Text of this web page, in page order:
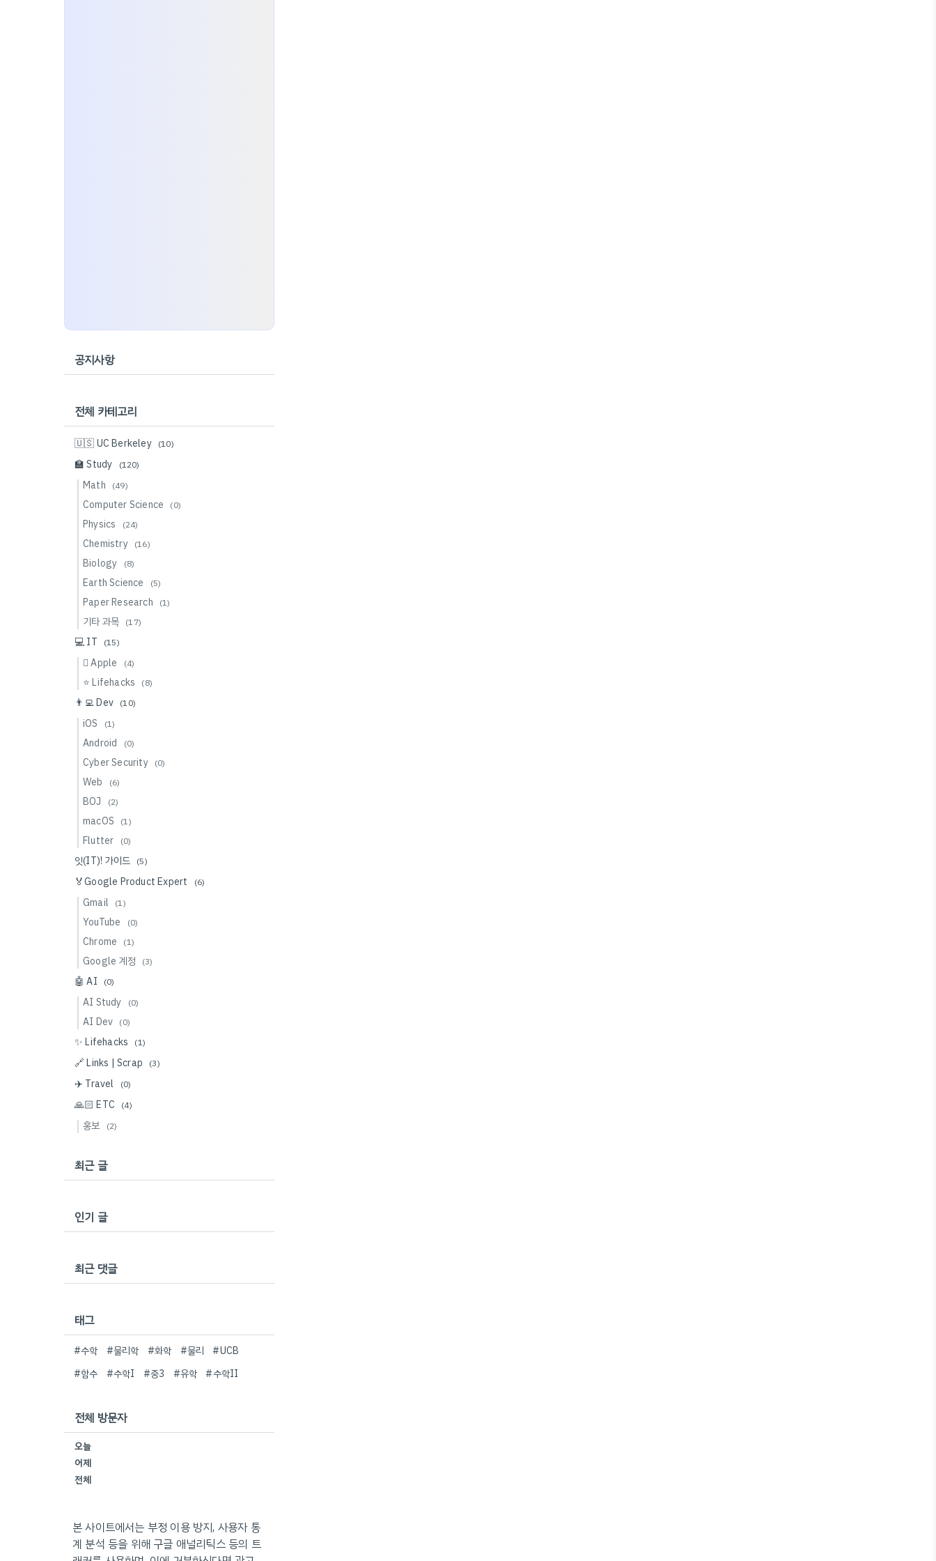
공지사항
전체 카테고리
🇺🇸 UC Berkeley (10)
🏫 Study (120)
Math (49)
Computer Science (0)
Physics (24)
Chemistry (16)
Biology (8)
Earth Science (5)
Paper Research (1)
기타 과목 (17)
💻 IT (15)
 Apple (4)
⭐️ Lifehacks (8)
👨‍💻 Dev (10)
iOS (1)
Android (0)
Cyber Security (0)
Web (6)
BOJ (2)
macOS (1)
Flutter (0)
잇(IT)! 가이드 (5)
🏅Google Product Expert (6)
Gmail (1)
YouTube (0)
Chrome (1)
Google 계정 (3)
🤖 AI (0)
AI Study (0)
AI Dev (0)
✨ Lifehacks (1)
🔗 Links | Scrap (3)
✈️ Travel (0)
🙏🏻 ETC (4)
홍보 (2)
최근 글
인기 글
최근 댓글
태그
#수학 #물리학 #화학 #물리
#UCB
#함수
#수학I #중3 #유학 #수학II
전체 방문자
오늘
어제
전체
본 사이트에서는 부정 이용 방지, 사용자 통
계 분석 등을 위해 구글 애널리틱스 등의 트